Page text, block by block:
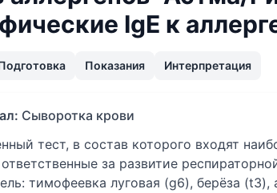
IgE к
Показания Интерпретация
Сыворотка крови
тест, в состав которого входят
за развитие
тимофеевка луговая (g6), берёза